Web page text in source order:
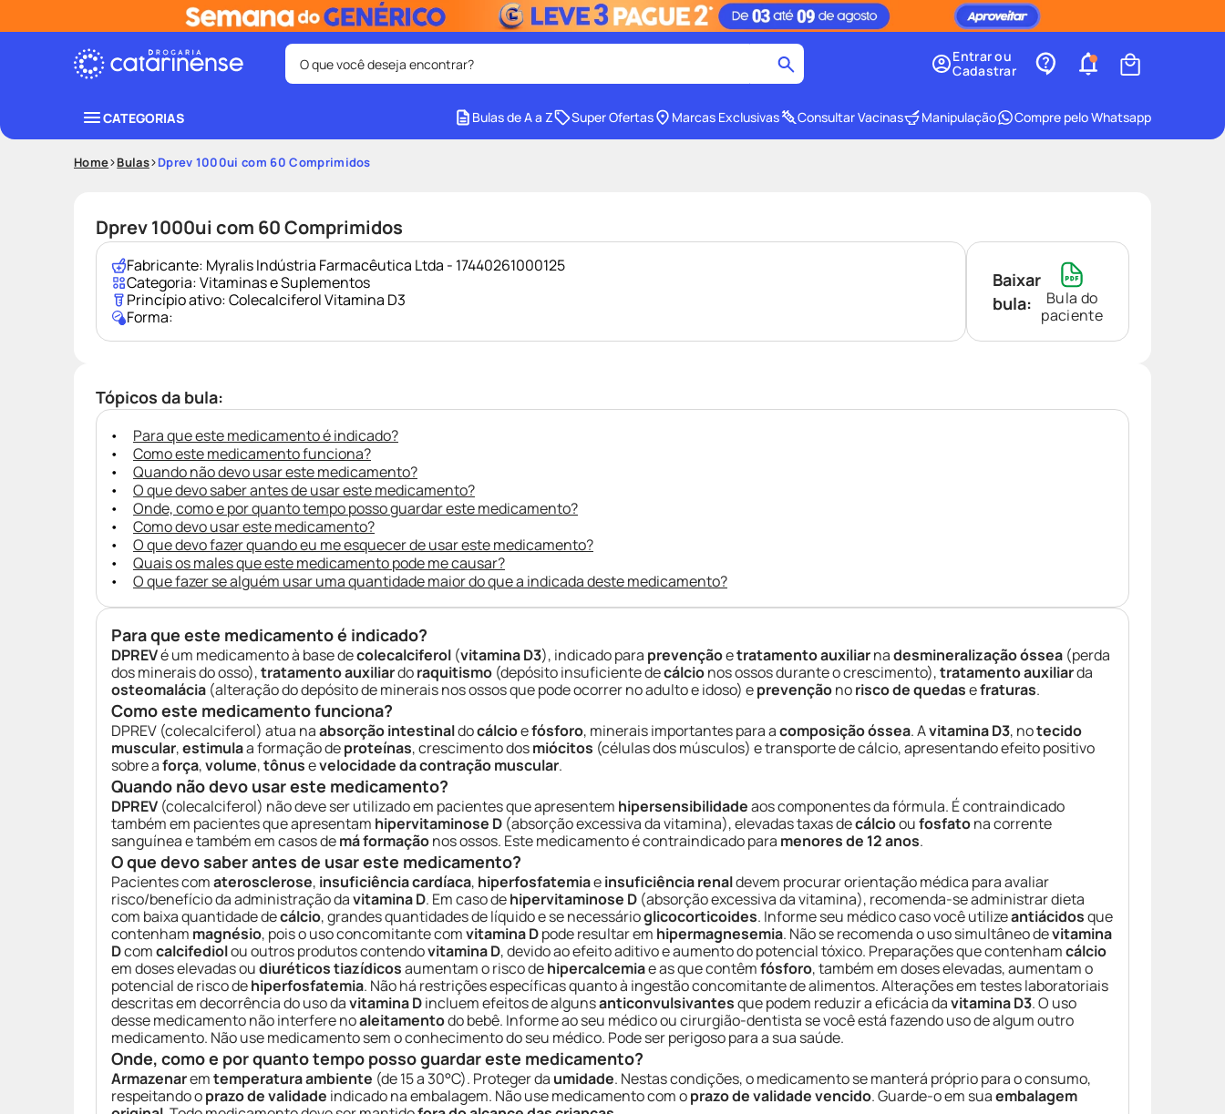
O que você deseja encontrar?
3º protetor solar facial
7º ozivy 8º protetor solar
9º fralda pampers
Entrar ou
Cadastrar
CATEGORIAS Bulas de A a Z Super Ofertas Marcas Exclusivas Consultar Vacinas Manipulação Compre pelo Whatsapp
Home Bulas Dprev 1000ui com 60 Comprimidos
Dprev 1000ui com 60 Comprimidos
Fabricante: Myralis Indústria Farmacêutica Ltda - 17440261000125
Categoria:Vitaminas e Suplementos
Princípio ativo:Colecalciferol Vitamina D3
Forma:
Baixar
bula:
Bula do
paciente
Tópicos da bula:
Para que este medicamento é indicado?
Como este medicamento funciona?
Quando não devo usar este medicamento?
O que devo saber antes de usar este medicamento?
Onde, como e por quanto tempo posso guardar este medicamento?
Como devo usar este medicamento?
O que devo fazer quando eu me esquecer de usar este medicamento?
Quais os males que este medicamento pode me causar?
O que fazer se alguém usar uma quantidade maior do que a indicada deste medicamento?
Para que este medicamento é indicado?
DPREVé um medicamento à base decolecalciferol (vitamina D3), indicado para prevençãoetratamento auxiliarnadesmineralização óssea (perda
dos minerais do osso),tratamento auxiliardoraquitismo (depósito insuficiente decálcionos ossos durante o crescimento),tratamento auxiliarda
osteomalácia (alteração do depósito de minerais nos ossos que pode ocorrer no adulto e idoso) eprevençãonorisco de quedasefraturas.
Como este medicamento funciona?
DPREV (colecalciferol) atua naabsorção intestinaldocálcioefósforo, minerais importantes para acomposição óssea. Avitamina D3, notecido
muscular,estimulaa formação deproteínas, crescimento dosmiócitos (células dos músculos) e transporte de cálcio, apresentando efeito positivo
sobre aforça,volume,tônusevelocidade da contração muscular.
Quando não devo usar este medicamento?
DPREV (colecalciferol) não deve ser utilizado em pacientes que apresentem hipersensibilidadeaos componentes da fórmula. É contraindicado
também em pacientes que apresentam hipervitaminose D (absorção excessiva da vitamina), elevadas taxas decálciooufosfatona corrente
sanguínea e também em casos demá formaçãonos ossos. Este medicamento é contraindicado para menores de 12 anos.
O que devo saber antes de usar este medicamento?
Pacientes comaterosclerose, insuficiência cardíaca, hiperfosfatemiaeinsuficiência renaldevem procurar orientação médica para avaliar
risco/benefício da administração davitamina D. Em caso dehipervitaminose D (absorção excessiva da vitamina), recomenda-se administrar dieta
com baixa quantidade decálcio, grandes quantidades de líquido e se necessárioglicocorticoides. Informe seu médico caso você utilizeantiácidosque
contenham magnésio, pois o uso concomitante comvitamina Dpode resultar em hipermagnesemia. Não se recomenda o uso simultâneo devitamina
Dcomcalcifediolou outros produtos contendovitamina D, devido ao efeito aditivo e aumento do potencial tóxico. Preparações que contenhamcálcio
em doses elevadas oudiuréticos tiazídicosaumentam o risco dehipercalcemiae as que contêmfósforo, também em doses elevadas, aumentam o
potencial de risco dehiperfosfatemia. Não há restrições específicas quanto à ingestão concomitante de alimentos. Alterações em testes laboratoriais
descritas em decorrência do uso davitamina Dincluem efeitos de algunsanticonvulsivantesque podem reduzir a eficácia davitamina D3. O uso
desse medicamento não interfere noaleitamentodo bebê. Informe ao seu médico ou cirurgião-dentista se você está fazendo uso de algum outro
medicamento. Não use medicamento sem o conhecimento do seu médico. Pode ser perigoso para a sua saúde.
Onde, como e por quanto tempo posso guardar este medicamento?
Armazenaremtemperatura ambiente (de 15 a 30°C). Proteger da umidade. Nestas condições, o medicamento se manterá próprio para o consumo,
respeitando oprazo de validade indicado na embalagem. Não use medicamento com oprazo de validade vencido. Guarde-o em suaembalagem